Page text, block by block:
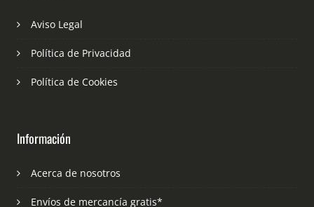
Aviso Legal
Política de Privacidad
Política de Cookies
Información
Acerca de nosotros
Envíos de mercancía gratis*